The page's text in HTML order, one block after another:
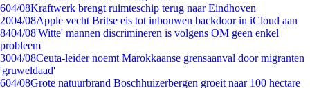
604/08Kraftwerk brengt ruimteschip terug naar Eindhoven
2004/08Apple vecht Britse eis tot inbouwen backdoor in iCloud aan
8404/08'Witte' mannen discrimineren is volgens OM geen enkel
probleem
3004/08Ceuta-leider noemt Marokkaanse grensaanval door migranten
'gruweldaad'
604/08Grote natuurbrand Boschhuizerbergen groeit naar 100 hectare